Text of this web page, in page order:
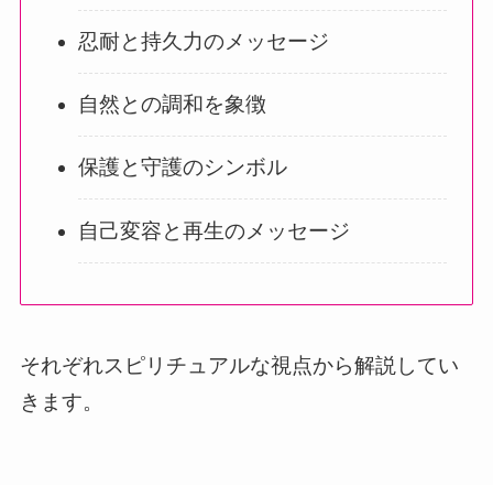
忍耐と持久力のメッセージ
自然との調和を象徴
保護と守護のシンボル
自己変容と再生のメッセージ
それぞれスピリチュアルな視点から解説してい
きます。